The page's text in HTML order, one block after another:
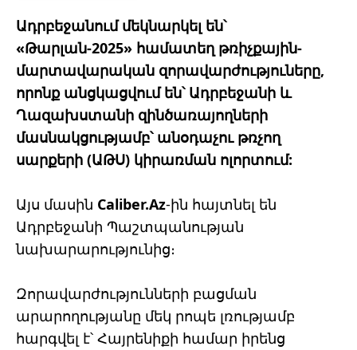
Ադրբեջանում մեկնարկել են՝
«Թարլան-2025» համատեղ թռիչքային-
մարտավարական զորավարժություները,
որոնք անցկացվում են՝ Ադրբեջանի և
Ղազախստանի զինծառայողների
մասնակցությամբ՝ անօդաչու թռչող
սարքերի (ԱԹՍ) կիրառման ոլորտում:
Այս մասին Caliber.Az-ին հայտնել են
Ադրբեջանի Պաշտպանության
նախարարությունից։
Զորավարժությունների բացման
արարողությանը մեկ րոպե լռությամբ
հարգվել է՝ Հայրենիքի համար իրենց